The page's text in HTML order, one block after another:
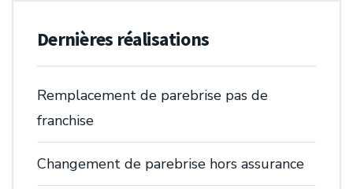
Dernières réalisations
Remplacement de parebrise pas de
franchise
Changement de parebrise hors assurance